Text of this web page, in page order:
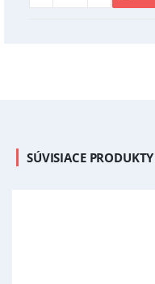
SÚVISIACE PRODUKTY